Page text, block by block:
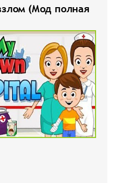
(Мод полная